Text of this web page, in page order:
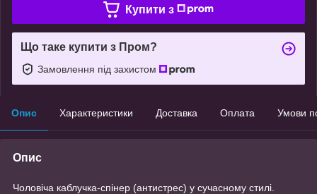
Купити з
Що таке купити з Пром?
Замовлення під захистом
Опис Характеристики Доставка Оплата Умови
Опис
Чоловіча каблучка-спінер (антистрес) у сучасному стилі.